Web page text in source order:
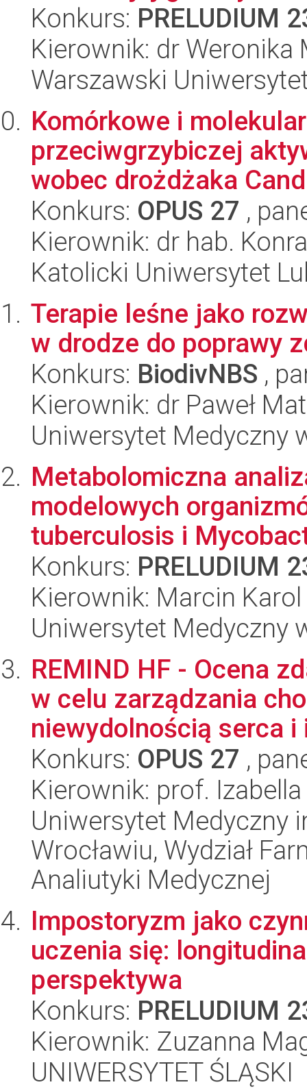
Konkurs: PRELUDIUM
Kierownik: dr
Warszawski
Komórkowe i
przeciwgrzybiczej
wobec drożdżaka
Konkurs: OPUS 27 ,
Kierownik: dr hab.
Katolicki Uniwersytet
Terapie leśne jako
w drodze do poprawy
Konkurs: BiodivNBS ,
Kierownik: dr Paweł
Uniwersytet Medyczny
Metabolomiczna
modelowych
tuberculosis i
Konkurs: PRELUDIUM
Kierownik: Marcin
Uniwersytet Medyczny
REMIND HF - Ocena
w celu zarządzania
niewydolnością serca i
Konkurs: OPUS 27 ,
Kierownik: prof.
Uniwersytet Medyczny
Wrocławiu, Wydział
Analiutyki Medycznej
Impostoryzm jako
uczenia się:
perspektywa
Konkurs: PRELUDIUM
Kierownik: Zuzanna
UNIWERSYTET ŚLĄSKI